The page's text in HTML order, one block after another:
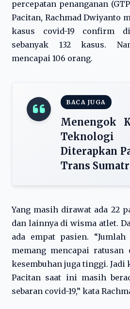
percepatan penanganan
Pacitan, Rachmad Dwiyanto
kasus covid-19 confirm
sebanyak 132 kasus.
mencapai 106 orang.
BACA JUGA
Menengok
Diterapkan
Trans
Yang masih dirawat ada 22
dan lainnya di wisma atlet.
ada empat pasien. “Jumlah
memang mencapai ratusan
kesembuhan juga tinggi. Jadi
Pacitan saat ini masih
sebaran covid-19,” kata